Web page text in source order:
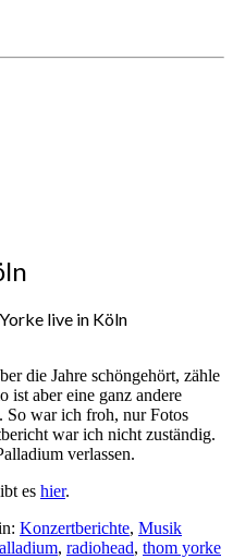
live in Köln
die Jahre schöngehört, zähle
ist aber eine ganz andere
So war ich froh, nur Fotos
war ich nicht zuständig.
verlassen.
es hier.
Konzertberichte, Musik
, radiohead, thom yorke